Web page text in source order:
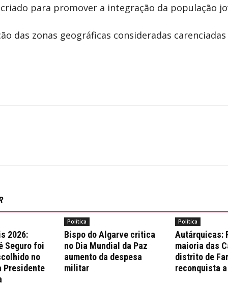
para promover a integração da população
das zonas geográficas consideradas
2026:
Seguro foi
no
Presidente
Política
Bispo do Algarve critica
no Dia Mundial da Paz
aumento da despesa
militar
Política
Autárquicas:
maioria das
distrito de
reconquista